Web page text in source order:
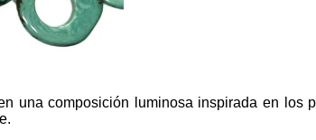
una composición luminosa inspirada en los